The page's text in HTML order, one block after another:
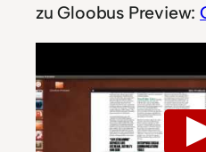
zu Gloobus Preview: